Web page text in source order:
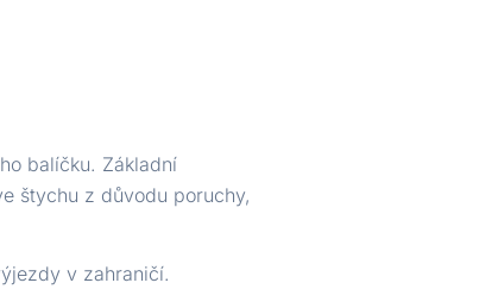
balíčku. Základní
štychu z důvodu poruchy,
v zahraničí.